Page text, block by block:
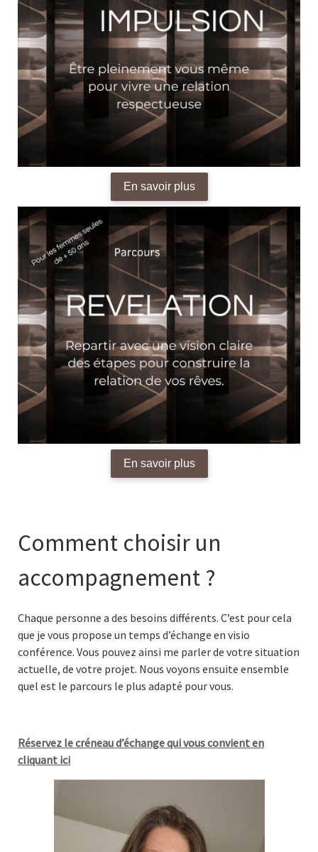
En savoir plus
En savoir plus
Comment choisir un
accompagnement ?
Chaque personne a des besoins différents. C’est pour cela
que je vous propose un temps d’échange en visio
conférence. Vous pouvez ainsi me parler de votre situation
actuelle, de votre projet. Nous voyons ensuite ensemble
quel est le parcours le plus adapté pour vous.
Réservez le créneau d’échange qui vous convient en
cliquant ici